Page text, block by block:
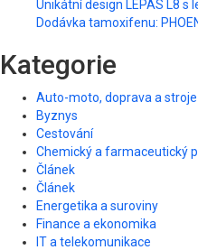
Unikátní design LEPAS L8 s
Dodávka tamoxifenu:
Kategorie
Auto-moto, doprava a stroje
Byznys
Cestování
Chemický a farmaceutický
Článek
Článek
Energetika a suroviny
Finance a ekonomika
IT a telekomunikace